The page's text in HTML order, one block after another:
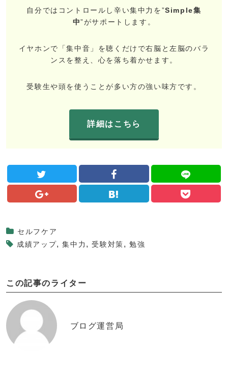
自分ではコントロールし辛い集中力を”Simple集
中”がサポートします。
イヤホンで「集中音」を聴くだけで右脳と左脳のバラ
ンスを整え、心を落ち着かせます。
受験生や頭を使うことが多い方の強い味方です。
詳細はこちら
セルフケア
成績アップ,集中力 ,受験対策,勉強
この記事のライター
ブログ運営局